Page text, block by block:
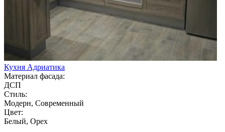
Кухня Адриатика
Материал фасада:
ДСП
Стиль:
Модерн, Современный
Цвет:
Белый, Орех